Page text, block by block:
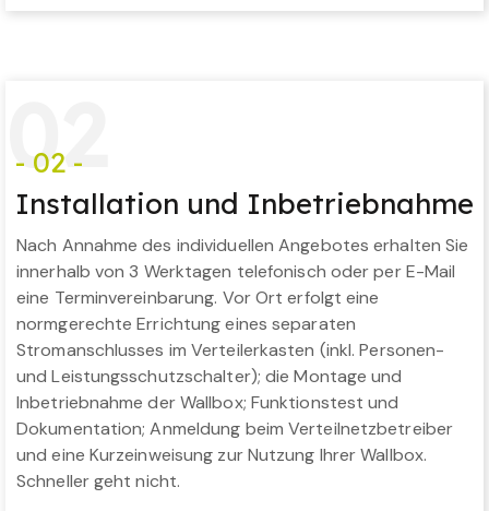
02
- 02 -
Installation und Inbetriebnahme
Nach Annahme des individuellen Angebotes erhalten Sie
innerhalb von 3 Werktagen telefonisch oder per E-Mail
eine Terminvereinbarung. Vor Ort erfolgt eine
normgerechte Errichtung eines separaten
Stromanschlusses im Verteilerkasten (inkl. Personen-
und Leistungsschutzschalter); die Montage und
Inbetriebnahme der Wallbox; Funktionstest und
Dokumentation; Anmeldung beim Verteilnetzbetreiber
und eine Kurzeinweisung zur Nutzung Ihrer Wallbox.
Schneller geht nicht.